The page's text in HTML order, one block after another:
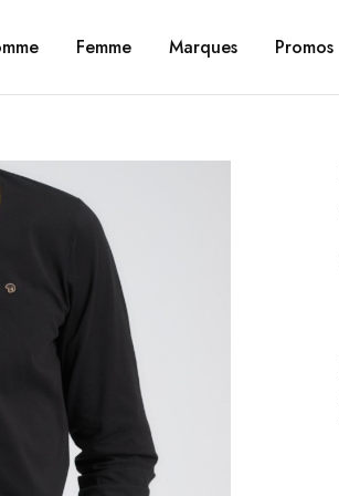
Femme Marques Promos